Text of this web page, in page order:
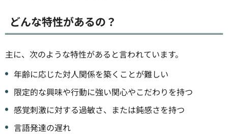
どんな特性があるの？
主に、次のような特性があると言われています。
年齢に応じた対人関係を築くことが難しい
限定的な興味や行動に強い関心やこだわりを持つ
感覚刺激に対する過敏さ、または鈍感さを持つ
言語発達の遅れ